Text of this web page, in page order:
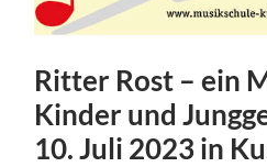
Ritter Rost – ein
Kinder und
10. Juli 2023 in